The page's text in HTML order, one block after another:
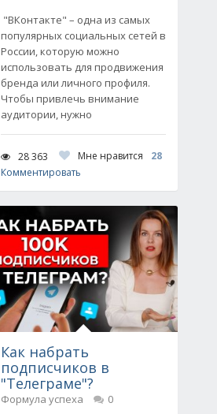
"ВКонтакте" – одна из самых
популярных социальных сетей в
России, которую можно
использовать для продвижения
бренда или личного профиля.
Чтобы привлечь внимание
аудитории, нужно
28 363 Мне нравится
28
Комментировать
Как набрать
подписчиков в
"Телеграме"?
Формула успеха
0